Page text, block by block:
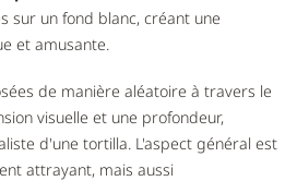
sur un fond blanc, créant une
et amusante.
de manière aléatoire à travers le
visuelle et une profondeur,
d'une tortilla. L'aspect général est
attrayant, mais aussi